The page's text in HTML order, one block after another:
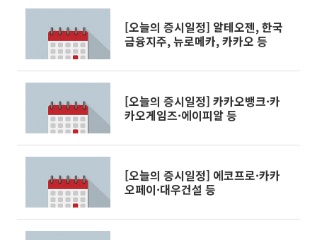
[오늘의 증시일정] 알테오젠, 한국
금융지주, 뉴로메카, 카카오 등
[오늘의 증시일정] 카카오뱅크·카
카오게임즈·에이피알 등
[오늘의 증시일정] 에코프로·카카
오페이·대우건설 등